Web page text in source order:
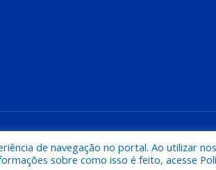
de navegação no portal. Ao utilizar
sobre como isso é feito, acesse